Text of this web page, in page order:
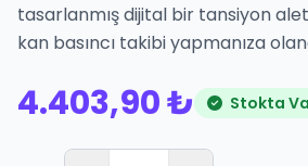
tasarlanmış dijital bir tansiyon
kan basıncı takibi yapmanıza
4.403,90 ₺ Stokta